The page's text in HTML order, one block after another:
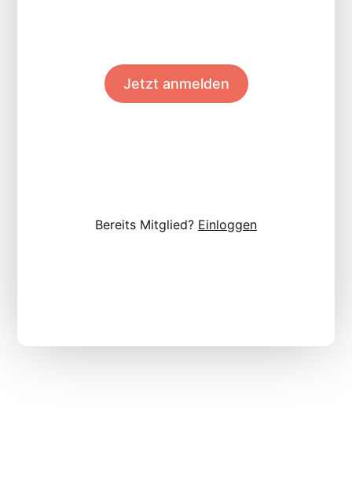
Jetzt anmelden
Bereits Mitglied? Einloggen